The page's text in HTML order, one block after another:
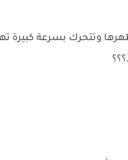
وتتحرك بسرعة كبيرة